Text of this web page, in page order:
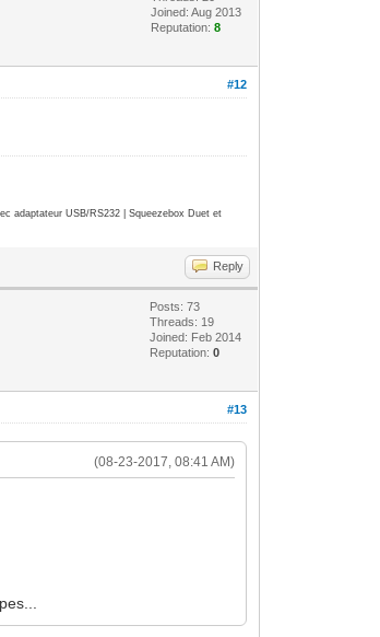
Joined: Aug 2013
Reputation:8
#12
adaptateur USB/RS232 | Squeezebox Duet et
Reply
Posts: 73
Threads: 19
Joined: Feb 2014
Reputation:0
#13
(08-23-2017, 08:41 AM)